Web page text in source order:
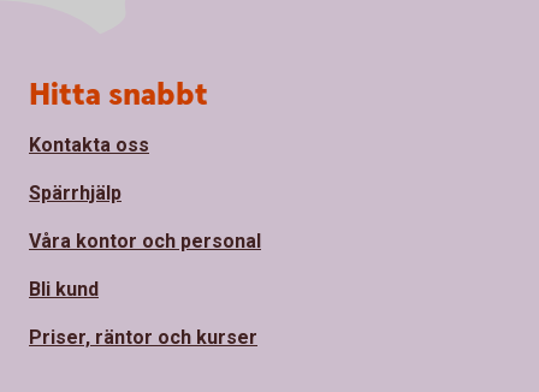
Sidfot
Hitta snabbt
Kontakta oss
Spärrhjälp
Våra kontor och personal
Bli kund
Priser, räntor och kurser